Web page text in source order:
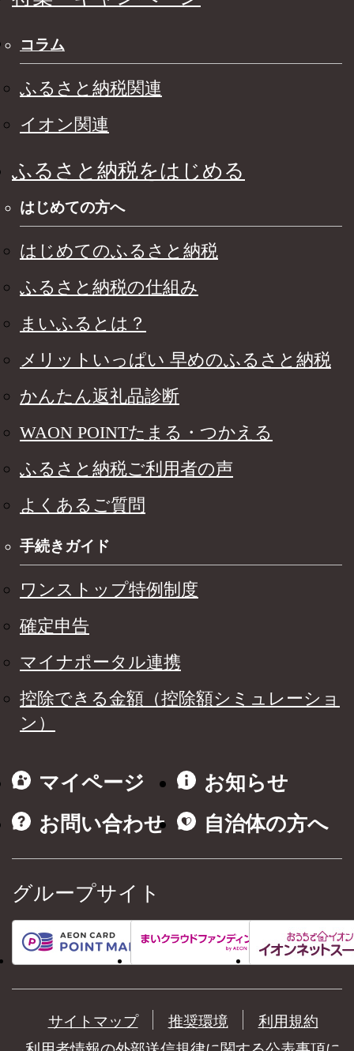
コラム
ふるさと納税関連
イオン関連
ふるさと納税をはじめる
はじめての方へ
はじめてのふるさと納税
ふるさと納税の仕組み
まいふるとは？
メリットいっぱい 早めのふるさと納税
かんたん返礼品診断
WAON POINTたまる・つかえる
ふるさと納税ご利用者の声
よくあるご質問
手続きガイド
ワンストップ特例制度
確定申告
マイナポータル連携
控除できる金額（控除額シミュレーショ
ン）
マイページ
お知らせ
お問い合わせ
自治体の方へ
グループサイト
サイトマップ 推奨環境
利用規約